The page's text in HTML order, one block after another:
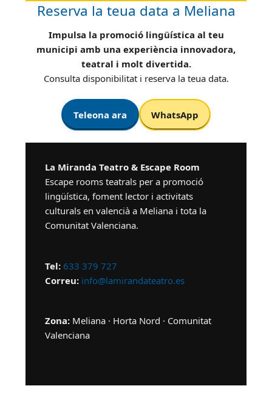
Reserva la teua data a Meliana
Impulsa la promoció lingüística al teu
municipi amb una experiència innovadora,
teatral i molt divertida.
Consulta disponibilitat i reserva la teua data.
Teleona ara WhatsApp
La Miranda Teatro & Escape Room
Escape rooms teatrals per a promoció
lingüística, foment lector i activitats
culturals en valencià a Meliana i tota la
Comunitat Valenciana.
Tel: 633 379 727
Correu: info@lamirandateatro.es
Zona: Meliana · Horta Nord · Comunitat
Valenciana